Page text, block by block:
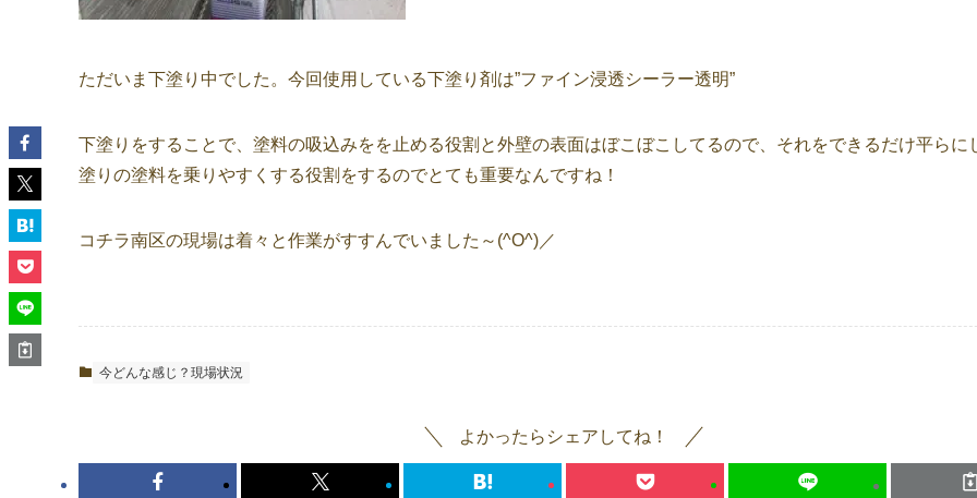
ただいま下塗り中でした。今回使用している下塗り剤は”ファイン浸透シーラー透明”
下塗りをすることで、塗料の吸込みをを止める役割と外壁の表面はぼこぼこしてるので、それをできるだけ平らに
塗りの塗料を乗りやすくする役割をするのでとても重要なんですね！
コチラ南区の現場は着々と作業がすすんでいました～(^O^)／
今どんな感じ？現場状況
よかったらシェアしてね！